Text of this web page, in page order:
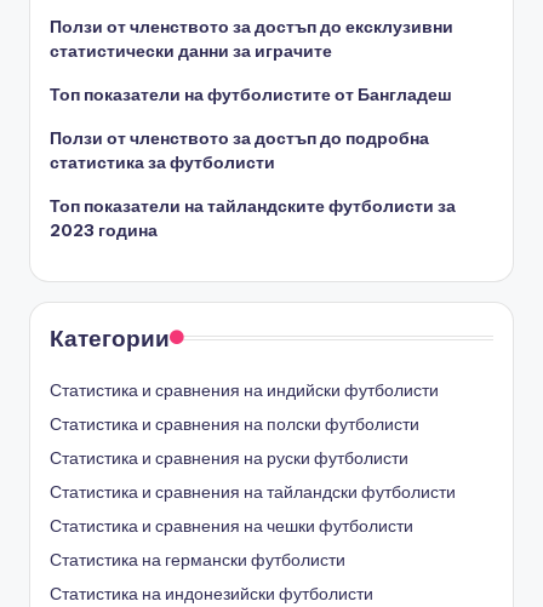
Ползи от членството за достъп до ексклузивни
статистически данни за играчите
Топ показатели на футболистите от Бангладеш
Ползи от членството за достъп до подробна
статистика за футболисти
Топ показатели на тайландските футболисти за
2023 година
Категории
Статистика и сравнения на индийски футболисти
Статистика и сравнения на полски футболисти
Статистика и сравнения на руски футболисти
Статистика и сравнения на тайландски футболисти
Статистика и сравнения на чешки футболисти
Статистика на германски футболисти
Статистика на индонезийски футболисти